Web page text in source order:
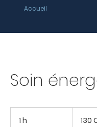
Accueil
Soin
1 h
suisses
130